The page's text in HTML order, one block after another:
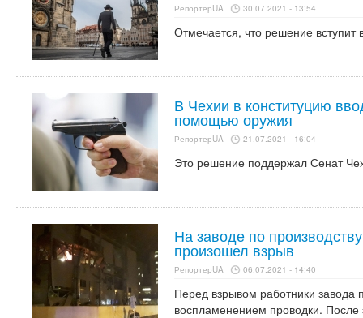
РепортерUA 30.07.2021 - 13:54
Отмечается, что решение вступит
В Чехии в конституцию
помощью оружия
РепортерUA 21.07.2021 - 16:04
Это решение поддержал Сенат
На заводе по
произошел взрыв
РепортерUA 06.07.2021 - 14:40
Перед взрывом работники завода
воспламенением проводки. После